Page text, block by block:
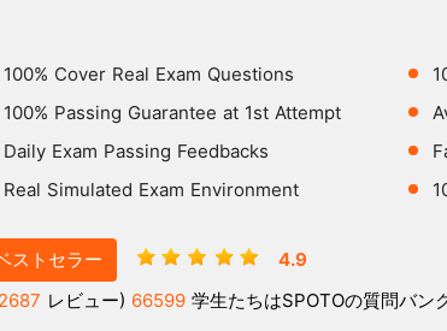
100% Cover Real Exam Questions
100% Passing Guarantee at 1st Attempt
Daily Exam Passing Feedbacks
Real Simulated Exam Environment
ストセラー
4.9
レビュー) 66599 学生たちはSPOTOの質問バン